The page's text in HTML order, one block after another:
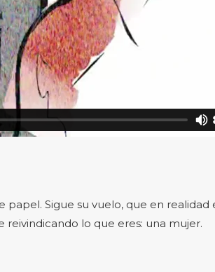
papel. Sigue su vuelo, que en
reivindicando lo que eres: una mujer.